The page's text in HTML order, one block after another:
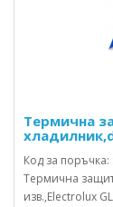
Термична
Код за поръчка: :
Термична
изв.,Electrolux